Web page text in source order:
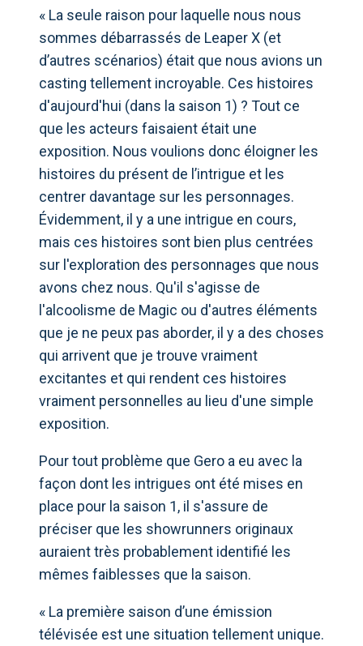
« La seule raison pour laquelle nous nous
sommes débarrassés de Leaper X (et
d’autres scénarios) était que nous avions un
casting tellement incroyable. Ces histoires
d'aujourd'hui (dans la saison 1) ? Tout ce
que les acteurs faisaient était une
exposition. Nous voulions donc éloigner les
histoires du présent de l’intrigue et les
centrer davantage sur les personnages.
Évidemment, il y a une intrigue en cours,
mais ces histoires sont bien plus centrées
sur l'exploration des personnages que nous
avons chez nous. Qu'il s'agisse de
l'alcoolisme de Magic ou d'autres éléments
que je ne peux pas aborder, il y a des choses
qui arrivent que je trouve vraiment
excitantes et qui rendent ces histoires
vraiment personnelles au lieu d'une simple
exposition.
Pour tout problème que Gero a eu avec la
façon dont les intrigues ont été mises en
place pour la saison 1, il s'assure de
préciser que les showrunners originaux
auraient très probablement identifié les
mêmes faiblesses que la saison.
« La première saison d’une émission
télévisée est une situation tellement unique.